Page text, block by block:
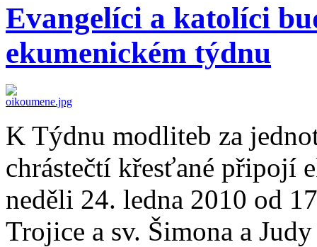
Evangelíci a katolíci
ekumenickém týdnu
K Týdnu modliteb za
chrástečtí křesťané připojí
neděli 24. ledna 2010 od
Trojice a sv. Šimona a